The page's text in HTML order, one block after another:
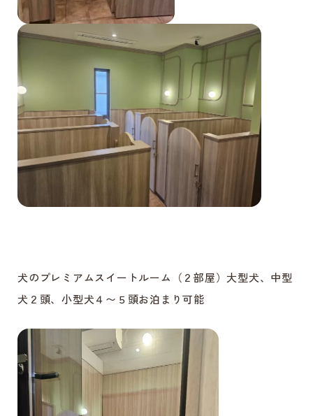
犬のプレミアムスイートルーム（２部屋）大型犬、中型
犬２頭、小型犬４〜５頭お泊まり可能